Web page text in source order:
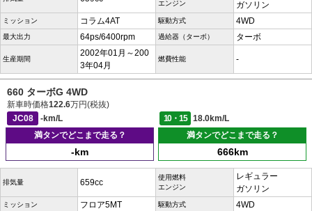
エンジン
ガソリン
ミッション コラム4AT 駆動方式 4WD
最大出力 64ps/6400rpm 過給器（ターボ） ターボ
生産期間
2002年01月～200
3年04月
燃費性能 -
660 ターボG 4WD
新車時価格122.6万円(税抜)
JC08
-km/L 10・15
18.0km/L
満タンでどこまで走る？
-km
満タンでどこまで走る？
666km
排気量 659cc
使用燃料
エンジン
レギュラー
ガソリン
ミッション フロア5MT 駆動方式 4WD